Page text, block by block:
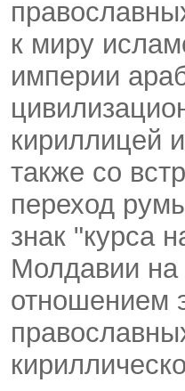
к миру
империи
кириллицей
также со
переход
знак "курса
Молдавии на
отношением